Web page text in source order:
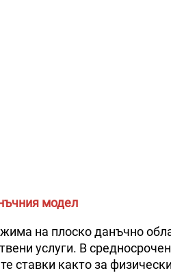
модел
на плоско данъчно
услуги. В
ставки както за